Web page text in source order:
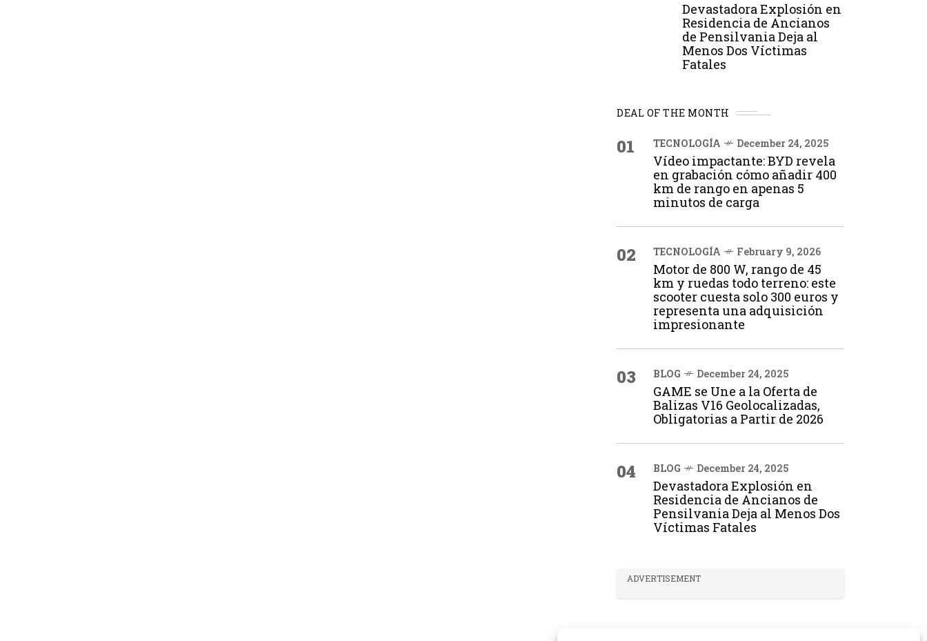
Devastadora Explosión en
Residencia de Ancianos
de Pensilvania Deja al
Menos Dos Víctimas
Fatales
DEAL OF THE MONTH
01 TECNOLOGÍA December 24, 2025
Vídeo impactante: BYD revela
en grabación cómo añadir 400
km de rango en apenas 5
minutos de carga
02 TECNOLOGÍA February 9, 2026
Motor de 800 W, rango de 45
km y ruedas todo terreno: este
scooter cuesta solo 300 euros y
representa una adquisición
impresionante
03 BLOG December 24, 2025
GAME se Une a la Oferta de
Balizas V16 Geolocalizadas,
Obligatorias a Partir de 2026
04 BLOG December 24, 2025
Devastadora Explosión en
Residencia de Ancianos de
Pensilvania Deja al Menos Dos
Víctimas Fatales
ADVERTISEMENT